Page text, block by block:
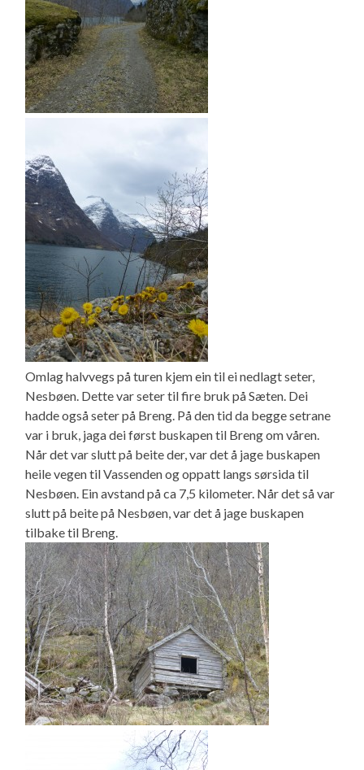
Omlag halvvegs på turen kjem ein til ei nedlagt seter,
Nesbøen. Dette var seter til fire bruk på Sæten. Dei
hadde også seter på Breng. På den tid da begge setrane
var i bruk, jaga dei først buskapen til Breng om våren.
Når det var slutt på beite der, var det å jage buskapen
heile vegen til Vassenden og oppatt langs sørsida til
Nesbøen. Ein avstand på ca 7,5 kilometer. Når det så var
slutt på beite på Nesbøen, var det å jage buskapen
tilbake til Breng.